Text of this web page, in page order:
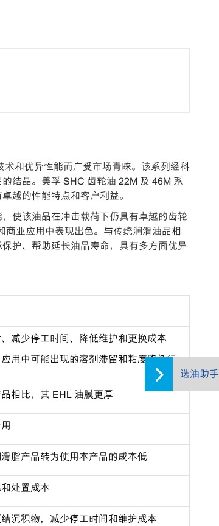
选油助手
和优异性能而广受市场青睐。该系列经科
结晶。美孚 SHC 齿轮油 22M 及 46M 系
越的性能特点和客户利益。
使该油品在冲击载荷下仍具有卓越的齿轮
业应用中表现出色。与传统润滑油品相
护、帮助延长油品寿命，具有多方面优异
减少停工时间、降低维护和更换成本
用中可能出现的溶剂滞留和粘度降低问
相比，其 EHL 油膜更厚
脂产品转为使用本产品的成本低
处置成本
沉积物，减少停工时间和维护成本